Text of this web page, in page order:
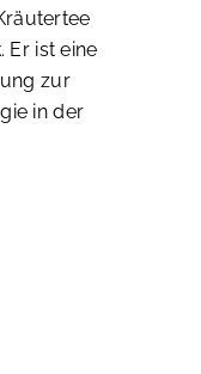
Er ist eine
zur
in der